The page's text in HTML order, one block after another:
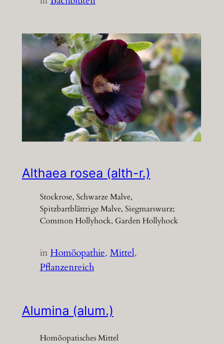
Althaea rosea (alth-r.)
Stockrose, Schwarze Malve,
Spitzbartblättrige Malve, Siegmarswurz;
Common Hollyhock, Garden Hollyhock
inHomöopathie, Mittel
Pflanzenreich
Alumina (alum.)
Homöopatisches Mittel